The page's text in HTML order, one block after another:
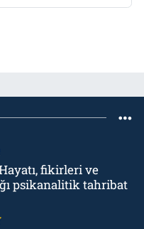
fikirleri ve
psikanalitik tahribat